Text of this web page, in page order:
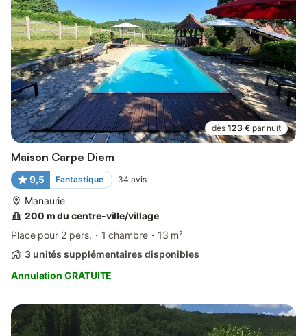
dès 123 € par nuit
Maison Carpe Diem
9,5 Fantastique 34 avis
Manaurie
200 m du centre-ville/village
Place pour 2 pers.
1 chambre
13 m²
3 unités supplémentaires disponibles
Annulation GRATUITE